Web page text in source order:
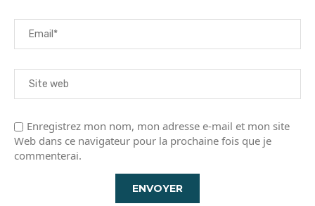
Enregistrez mon nom, mon adresse e-mail et mon site
Web dans ce navigateur pour la prochaine fois que je
commenterai.